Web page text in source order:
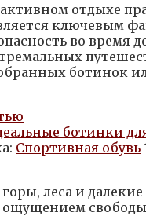
отдыхе
ключевым
во время
ботинок
ботинки
Спортивная обувь
леса и далекие
ощущением